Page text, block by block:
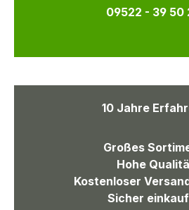
09522 - 39 50
10 Jahre
Großes
Hohe
Kostenloser
Sicher